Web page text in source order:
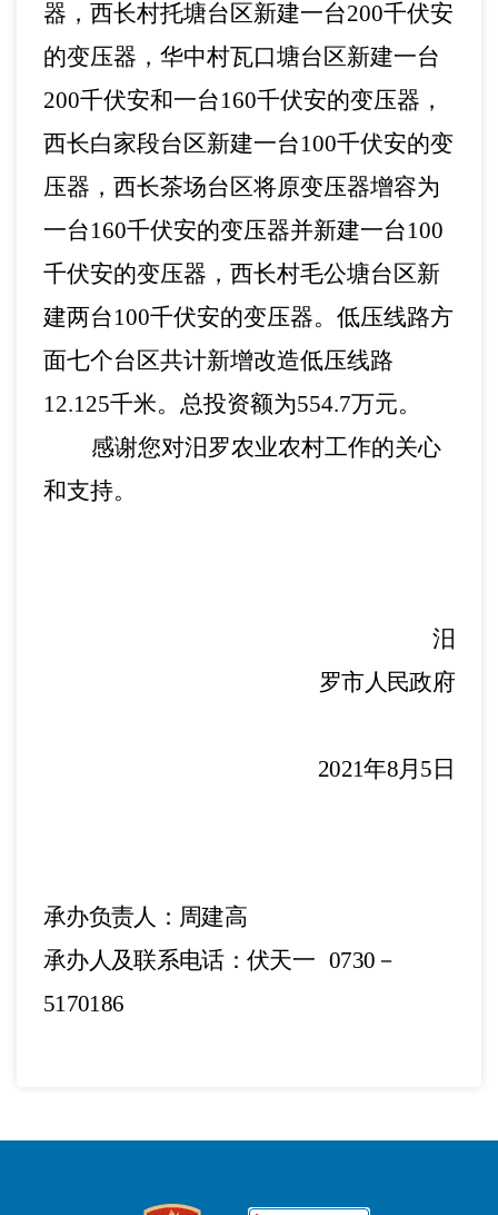
器，西长村托塘台区新建一台200千伏安
的变压器，华中村瓦口塘台区新建一台
200千伏安和一台160千伏安的变压器，
西长白家段台区新建一台100千伏安的变
压器，西长茶场台区将原变压器增容为
一台160千伏安的变压器并新建一台100
千伏安的变压器，西长村毛公塘台区新
建两台100千伏安的变压器。低压线路方
面七个台区共计新增改造低压线路
12.125千米。总投资额为554.7万元。
感谢您对汨罗农业农村工作的关心
和支持。
汨
罗市人民政府
2021年8月 5 日
承办负责人：周建高
承办人及联系电话：伏天一 0730－
5170186